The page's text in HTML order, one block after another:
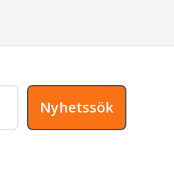
Nyhetssök